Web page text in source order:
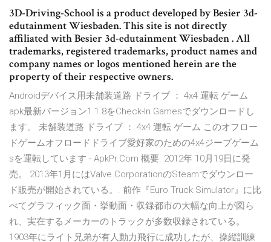
3D-Driving-School is a product developed by Besier 3d-
edutainment Wiesbaden. This site is not directly
affiliated with Besier 3d-edutainment Wiesbaden . All
trademarks, registered trademarks, product names and
company names or logos mentioned herein are the
property of their respective owners.
Androidデバイス用未舗装道路 ドライブ ： 4x4 運転 ゲーム
apk最新バージョン1.1.8をCheck-In Gamesでダウンロードし
ます。 未舗装道路 ドライブ ： 4x4 運転 ゲーム このオフロー
ドゲームオフロードドライブ愛好家のための4x4ジープゲーム
sを運転しています - ApkPr.Com 概要. 2012年 10月19日に発
売。 2013年1月にはValve CorporationのSteamでダウンロー
ド販売が開始されている。. 前作『Euro Truck Simulator』に比
べてグラフィック面・挙動面・収録都市の大幅な向上が図ら
れ、実在するメーカーのトラックが多数収録されている。
1903年にライト兄弟が有人動力飛行に成功したが、操縦訓練